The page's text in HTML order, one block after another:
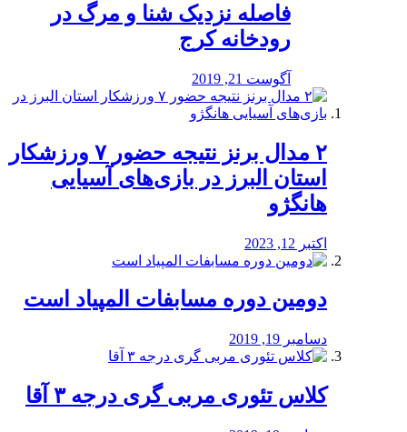
️فاصله نزدیک شنا و مرگ در
رودخانه کرج
آگوست 21, 2019
۲ مدال برنز نتیجه حضور ۷ ورزشکار
استان البرز در بازی‌های آسیایی
هانگژو
اکتبر 12, 2023
دومین دوره مسابفات المپیاد است
دسامبر 19, 2019
کلاس تئوری مربی گری درجه ۳ آقا